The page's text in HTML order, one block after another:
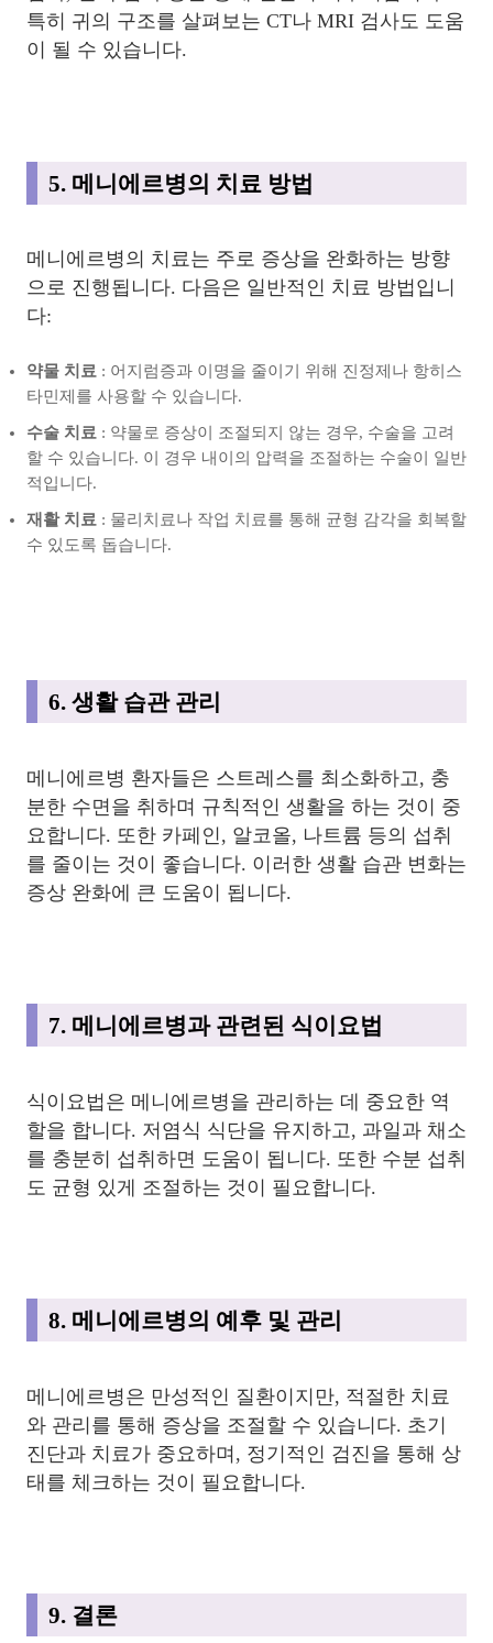
특히 귀의 구조를 살펴보는 CT나 MRI 검사도 도움
이 될 수 있습니다.
5. 메니에르병의 치료 방법
메니에르병의 치료는 주로 증상을 완화하는 방향
으로 진행됩니다. 다음은 일반적인 치료 방법입니
다:
약물 치료 : 어지럼증과 이명을 줄이기 위해 진정제나 항히스
타민제를 사용할 수 있습니다.
수술 치료 : 약물로 증상이 조절되지 않는 경우, 수술을 고려
할 수 있습니다. 이 경우 내이의 압력을 조절하는 수술이 일반
적입니다.
재활 치료 : 물리치료나 작업 치료를 통해 균형 감각을 회복할
수 있도록 돕습니다.
6. 생활 습관 관리
메니에르병 환자들은 스트레스를 최소화하고, 충
분한 수면을 취하며 규칙적인 생활을 하는 것이 중
요합니다. 또한 카페인, 알코올, 나트륨 등의 섭취
를 줄이는 것이 좋습니다. 이러한 생활 습관 변화는
증상 완화에 큰 도움이 됩니다.
7. 메니에르병과 관련된 식이요법
식이요법은 메니에르병을 관리하는 데 중요한 역
할을 합니다. 저염식 식단을 유지하고, 과일과 채소
를 충분히 섭취하면 도움이 됩니다. 또한 수분 섭취
도 균형 있게 조절하는 것이 필요합니다.
8. 메니에르병의 예후 및 관리
메니에르병은 만성적인 질환이지만, 적절한 치료
와 관리를 통해 증상을 조절할 수 있습니다. 초기
진단과 치료가 중요하며, 정기적인 검진을 통해 상
태를 체크하는 것이 필요합니다.
9. 결론